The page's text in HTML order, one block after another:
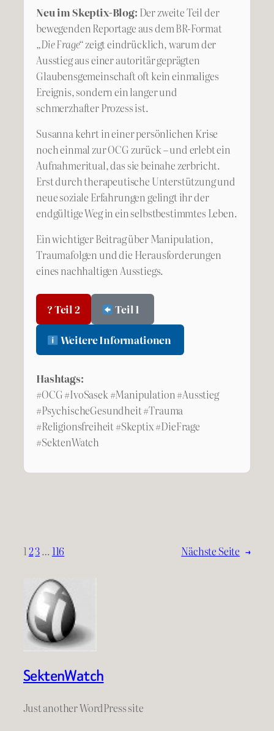
Neu im Skeptix-Blog: Der zweite Teil der
bewegenden Reportage aus dem BR-Format
„Die Frage“zeigt eindrücklich, warum der
Ausstieg aus einer autoritär geprägten
Glaubensgemeinschaft oft kein einmaliges
Ereignis, sondern ein langer und
schmerzhafter Prozess ist.
Susanna kehrt in einer persönlichen Krise
noch einmal zur OCG zurück – und erlebt ein
Aufnahmeritual, das sie beinahe zerbricht.
Erst durch therapeutische Unterstützung und
neue soziale Erfahrungen gelingt ihr der
endgültige Weg in ein selbstbestimmtes Leben.
Ein wichtiger Beitrag über Manipulation,
Traumafolgen und die Herausforderungen
eines nachhaltigen Ausstiegs.
? Teil 2 Teil 1
Weitere Informationen
Hashtags:
#OCG #IvoSasek #Manipulation #Ausstieg
#PsychischeGesundheit #Trauma
#Religionsfreiheit #Skeptix #DieFrage
#SektenWatch
1 23… 116 Nächste Seite →
SektenWatch
Just another WordPress site